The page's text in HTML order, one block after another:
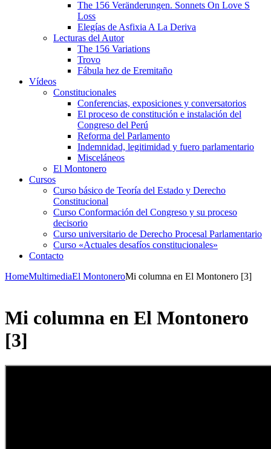
The 156 Veränderungen. Sonnets On Love S
Loss
Elegías de Asfixia A La Deriva
Lecturas del Autor
The 156 Variations
Trovo
Fábula hez de Eremitaño
Vídeos
Constitucionales
Conferencias, exposiciones y conversatorios
El proceso de constitución e instalación del
Congreso del Perú
Reforma del Parlamento
Indemnidad, legitimidad y fuero parlamentario
Misceláneos
El Montonero
Cursos
Curso básico de Teoría del Estado y Derecho
Constitucional
Curso Conformación del Congreso y su proceso
decisorio
Curso universitario de Derecho Procesal Parlamentario
Curso «Actuales desafíos constitucionales»
Contacto
HomeMultimediaEl MontoneroMi columna en El Montonero [3]
Mi columna en El Montonero
[3]